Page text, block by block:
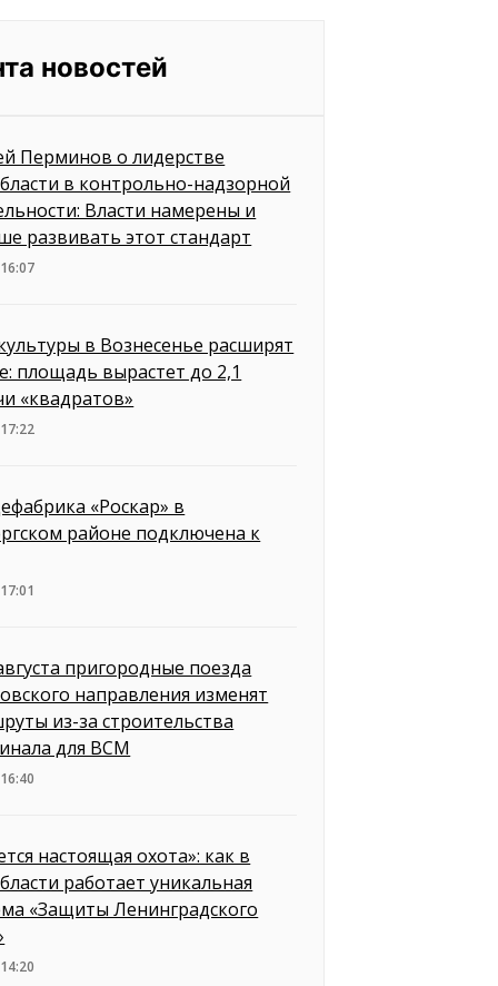
новостей
Перминов о лидерстве
в контрольно-надзорной
Власти намерены и
развивать этот стандарт
в Вознесенье расширят
площадь вырастет до 2,1
«квадратов»
«Роскар» в
районе подключена к
пригородные поезда
направления изменят
из-за строительства
для ВСМ
настоящая охота»: как в
работает уникальная
«Защиты Ленинградского